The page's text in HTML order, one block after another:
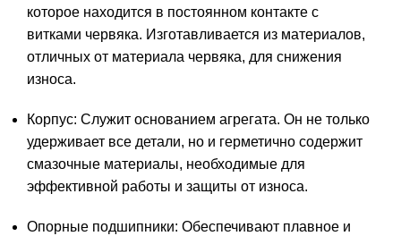
которое находится в постоянном контакте с
витками червяка. Изготавливается из материалов,
отличных от материала червяка, для снижения
износа.
Корпус: Служит основанием агрегата. Он не только
удерживает все детали, но и герметично содержит
смазочные материалы, необходимые для
эффективной работы и защиты от износа.
Опорные подшипники: Обеспечивают плавное и